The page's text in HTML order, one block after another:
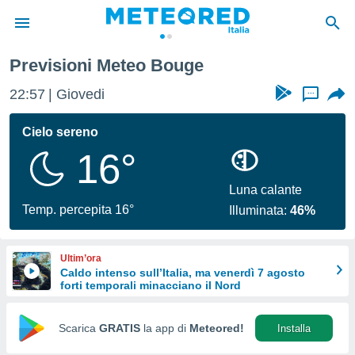
di
per
le
di
Web
Previsioni Meteo Bouge
22:57 Giovedi ...
Cielo sereno
16°
Temp. percepita 16°
Luna calante
Illuminata:46%
Ultim’ora
Caldo intenso sull’Italia, ma venerdì 7 agosto
forti temporali minacciano il Nord
Scarica GRATIS la app di Meteored! Installa